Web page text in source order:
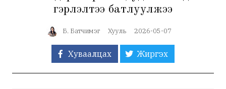
гэрлэлтээ батлуулжээ
Б. Батчимэг Хууль 2026-05-07
Хуваалцах Жиргэх